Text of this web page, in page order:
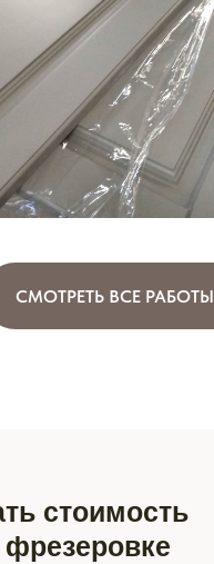
СМОТРЕТЬ ВСЕ РАБОТЫ
стоимость
фрезеровке